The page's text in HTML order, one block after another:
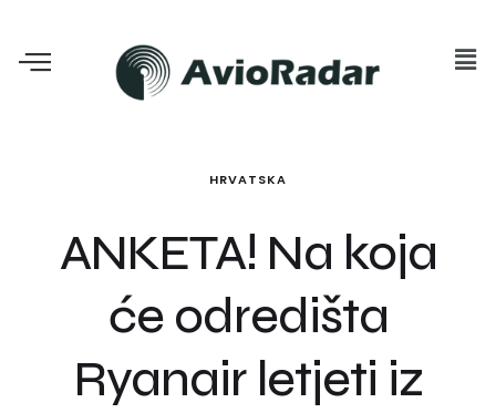
HRVATSKA
ANKETA! Na koja
će odredišta
Ryanair letjeti iz